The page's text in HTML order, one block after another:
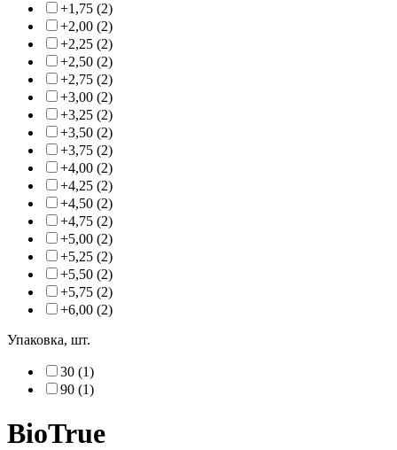
+1,75 (2)
+2,00 (2)
+2,25 (2)
+2,50 (2)
+2,75 (2)
+3,00 (2)
+3,25 (2)
+3,50 (2)
+3,75 (2)
+4,00 (2)
+4,25 (2)
+4,50 (2)
+4,75 (2)
+5,00 (2)
+5,25 (2)
+5,50 (2)
+5,75 (2)
+6,00 (2)
Упаковка, шт.
30 (1)
90 (1)
BioTrue